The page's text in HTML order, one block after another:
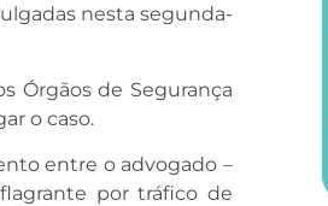
nesta segunda-
Órgãos de Segurança
o caso.
entre o advogado –
por tráfico de